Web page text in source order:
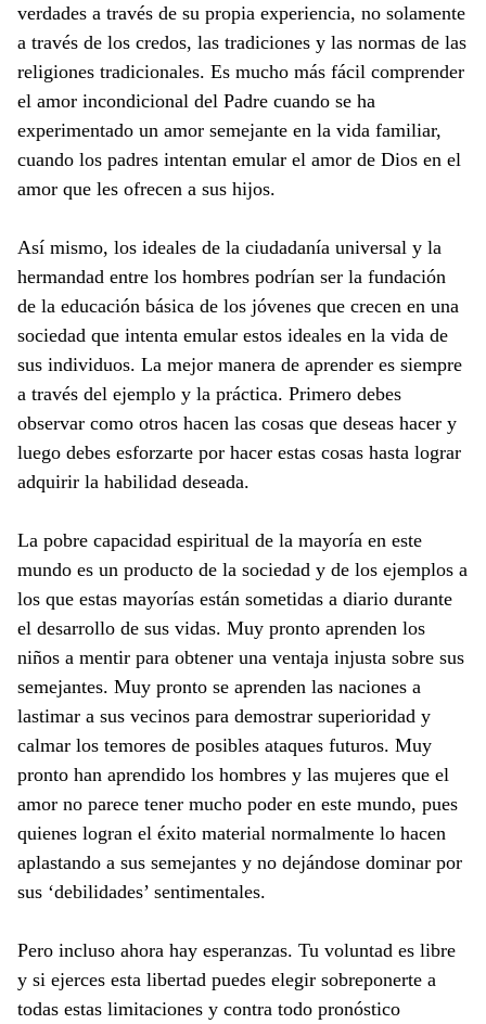
verdades a través de su propia experiencia, no solamente
a través de los credos, las tradiciones y las normas de las
religiones tradicionales. Es mucho más fácil comprender
el amor incondicional del Padre cuando se ha
experimentado un amor semejante en la vida familiar,
cuando los padres intentan emular el amor de Dios en el
amor que les ofrecen a sus hijos.
Así mismo, los ideales de la ciudadanía universal y la
hermandad entre los hombres podrían ser la fundación
de la educación básica de los jóvenes que crecen en una
sociedad que intenta emular estos ideales en la vida de
sus individuos. La mejor manera de aprender es siempre
a través del ejemplo y la práctica. Primero debes
observar como otros hacen las cosas que deseas hacer y
luego debes esforzarte por hacer estas cosas hasta lograr
adquirir la habilidad deseada.
La pobre capacidad espiritual de la mayoría en este
mundo es un producto de la sociedad y de los ejemplos a
los que estas mayorías están sometidas a diario durante
el desarrollo de sus vidas. Muy pronto aprenden los
niños a mentir para obtener una ventaja injusta sobre sus
semejantes. Muy pronto se aprenden las naciones a
lastimar a sus vecinos para demostrar superioridad y
calmar los temores de posibles ataques futuros. Muy
pronto han aprendido los hombres y las mujeres que el
amor no parece tener mucho poder en este mundo, pues
quienes logran el éxito material normalmente lo hacen
aplastando a sus semejantes y no dejándose dominar por
sus ‘debilidades’ sentimentales.
Pero incluso ahora hay esperanzas. Tu voluntad es libre
y si ejerces esta libertad puedes elegir sobreponerte a
todas estas limitaciones y contra todo pronóstico